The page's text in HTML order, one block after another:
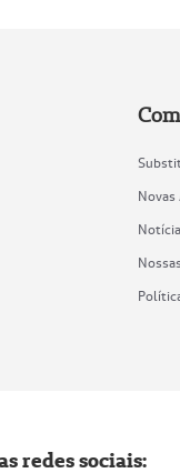
Novas
redes sociais: